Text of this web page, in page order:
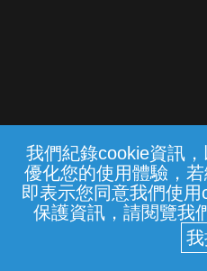
我們紀錄cookie資訊
優化您的使用體驗，
即表示您同意我們使
保護資訊，請閱覽我
常見問題 線上客服
中華電信股份有限
(統一編號：